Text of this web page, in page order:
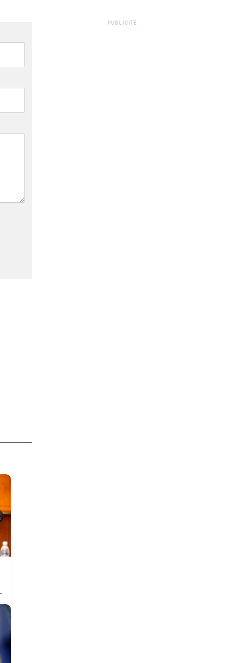
PUBLICITÉ